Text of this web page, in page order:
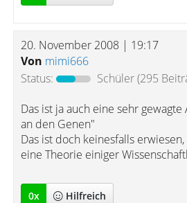
20. November 2008 | 19:17
Von mimi666
Status:
Schüler(295
Das ist ja auch eine sehr gewagte
an den Genen"
Das ist doch keinesfalls
eine Theorie einiger
0x Hilfreich